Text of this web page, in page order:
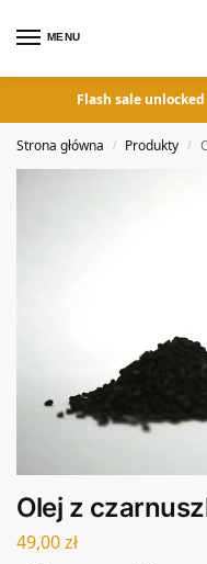
MENU
Flash sale unlocked
Strona główna / Produkty /
Olej z
49,00zł